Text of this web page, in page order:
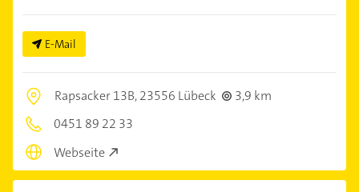
E-Mail
Rapsacker 13B,23556 Lübeck
3,9 km
0451 89 22 33
Webseite